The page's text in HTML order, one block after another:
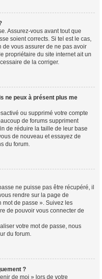
Assurez-vous avant tout que
soient corrects. Si tel est le cas,
de vous assurer de ne pas avoir
propriétaire du site internet ait un
de la corriger.
ne peux à présent plus me
ou supprimé votre compte
de forums suppriment
de réduire la taille de leur base
de nouveau et essayez de
du forum.
ne puisse pas être récupéré, il
rendre sur la page de
mot de passe ». Suivez les
de pouvoir vous connecter de
votre mot de passe, nous
du forum.
?
de moi » lors de votre